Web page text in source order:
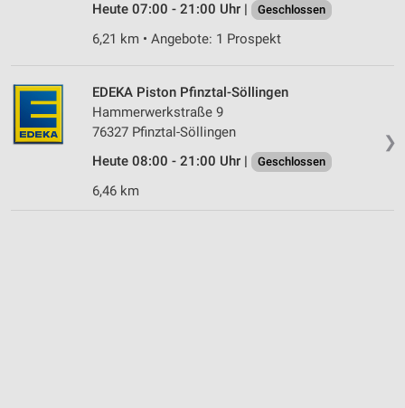
Heute 07:00 - 21:00 Uhr |
Geschlossen
6,21 km • Angebote: 1 Prospekt
❯
EDEKA Piston Pfinztal-Söllingen
Hammerwerkstraße 9
76327 Pfinztal-Söllingen
Heute 08:00 - 21:00 Uhr |
Geschlossen
6,46 km